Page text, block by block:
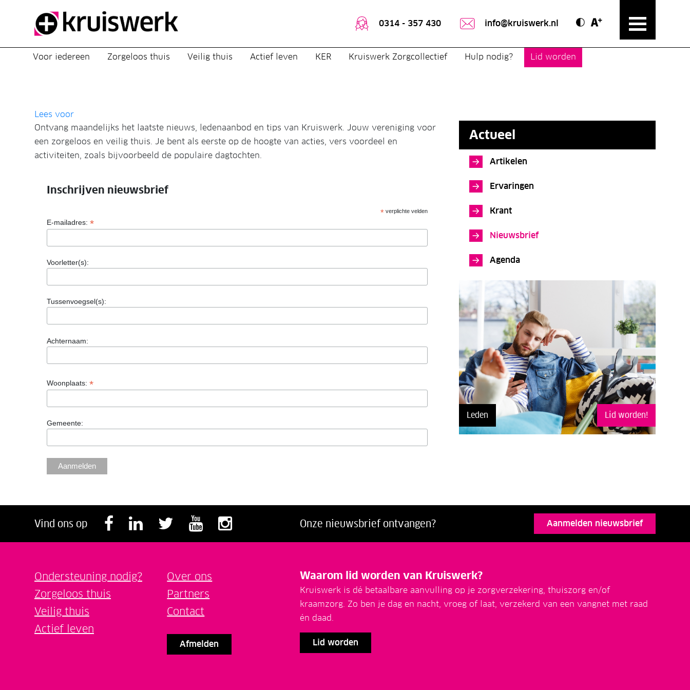
Direct door naar content 0314 - 357 430 info@kruiswerk.nl Contrast modus
Text vergroten
Voor iedereen Zorgeloos thuis Veilig thuis Actief leven KER Kruiswerk Zorgcollectief Hulp nodig? Lid worden
Lees voor
Ontvang maandelijks het laatste nieuws, ledenaanbod en tips van Kruiswerk. Jouw vereniging voor
een zorgeloos en veilig thuis. Je bent als eerste op de hoogte van acties, vers voordeel en
activiteiten, zoals bijvoorbeeld de populaire dagtochten.
Inschrijven nieuwsbrief
*verplichte velden
E-mailadres: *
Voorletter(s):
Tussenvoegsel(s):
Achternaam:
Woonplaats: *
Gemeente:
Actueel
Artikelen
Ervaringen
Krant
Nieuwsbrief
Agenda
Leden Lid worden!
Vind ons op Volg ons op Facebook
Volg ons op LinkedIn
Volg ons op Twitter
Volg ons op Youtube
Volg ons op Instagram
Onze nieuwsbrief ontvangen? Aanmelden nieuwsbrief
Ondersteuning nodig?
Zorgeloos thuis
Veilig thuis
Actief leven
Over ons
Partners
Contact
Afmelden
Waarom lid worden van Kruiswerk?
Kruiswerk is dé betaalbare aanvulling op je zorgverzekering, thuiszorg en/of
kraamzorg. Zo ben je dag en nacht, vroeg of laat, verzekerd van een vangnet met raad
én daad.
Lid worden